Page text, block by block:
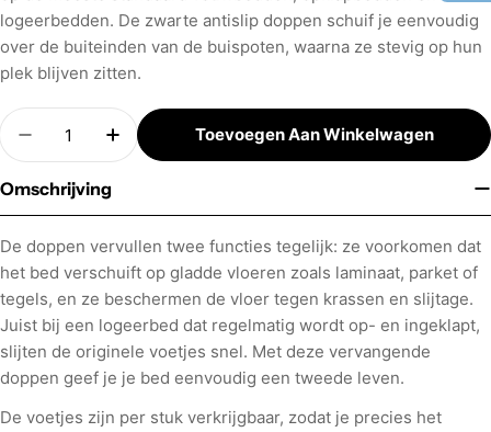
logeerbedden. De zwarte antislip doppen schuif je eenvoudig
over de buiteinden van de buispoten, waarna ze stevig op hun
plek blijven zitten.
Aantal
Hoeveelheid Verminderen Voor
Verhoog Aantal Voor
Toevoegen Aan Winkelwagen
Omschrijving
De doppen vervullen twee functies tegelijk: ze voorkomen dat
het bed verschuift op gladde vloeren zoals laminaat, parket of
tegels, en ze beschermen de vloer tegen krassen en slijtage.
Juist bij een logeerbed dat regelmatig wordt op- en ingeklapt,
slijten de originele voetjes snel. Met deze vervangende
doppen geef je je bed eenvoudig een tweede leven.
De voetjes zijn per stuk verkrijgbaar, zodat je precies het